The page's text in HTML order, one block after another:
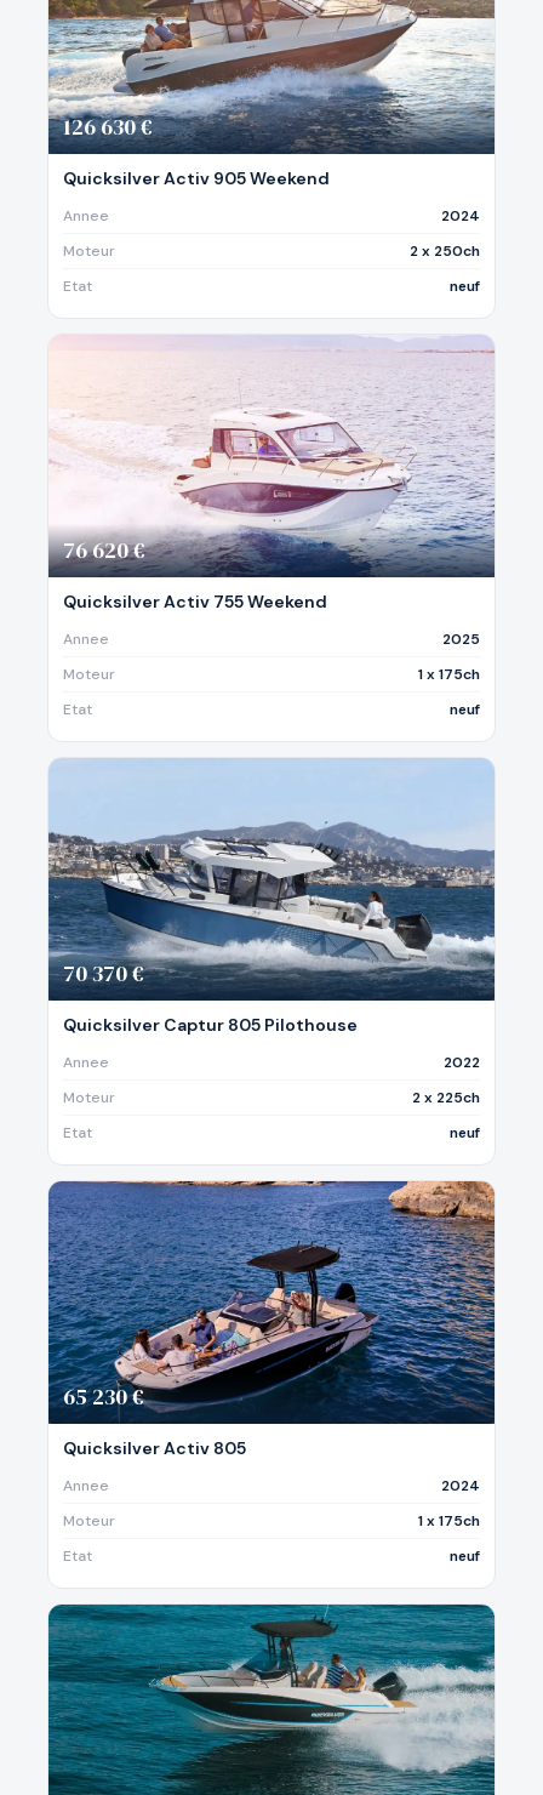
126 630 €
Quicksilver Activ 905 Weekend
Annee
2024
Moteur
2 x 250ch
Etat
neuf
76 620 €
Quicksilver Activ 755 Weekend
Annee
2025
Moteur
1 x 175ch
Etat
neuf
70 370 €
Quicksilver Captur 805 Pilothouse
Annee
2022
Moteur
2 x 225ch
Etat
neuf
65 230 €
Quicksilver Activ 805
Annee
2024
Moteur
1 x 175ch
Etat
neuf